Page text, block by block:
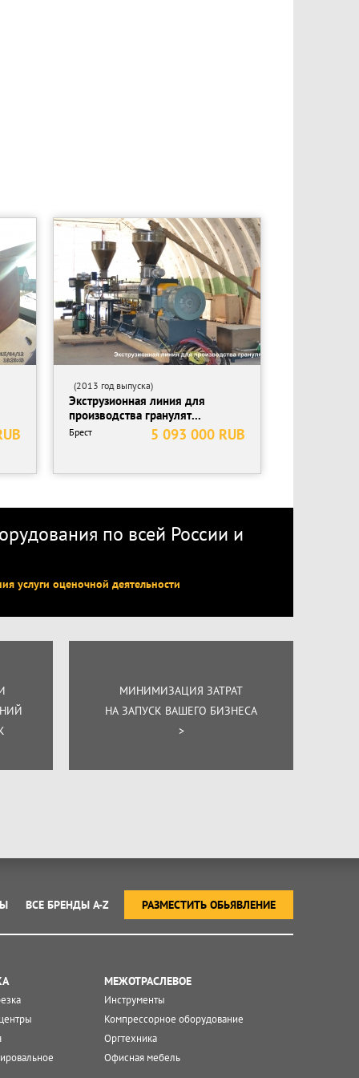
(2013 год выпуска)
Экструзионная линия для
производства гранулят...
5 093 000 RUB
Брест
по всей России и
услуги оценочной деятельности
МИНИМИЗАЦИЯ ЗАТРАТ
НА ЗАПУСК ВАШЕГО БИЗНЕСА
>
РАЗМЕСТИТЬ ОБЬЯВЛЕНИЕ
ВСЕ БРЕНДЫ A-Z
МЕЖОТРАСЛЕВОЕ
Инструменты
Компрессорное оборудование
Оргтехника
Офисная мебель